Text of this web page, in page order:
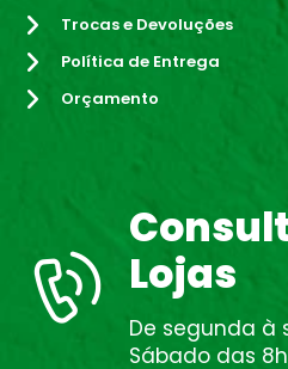
Trocas e Devoluções
Política de Entrega
Orçamento
Lojas
De segunda à
Sábado das 8h